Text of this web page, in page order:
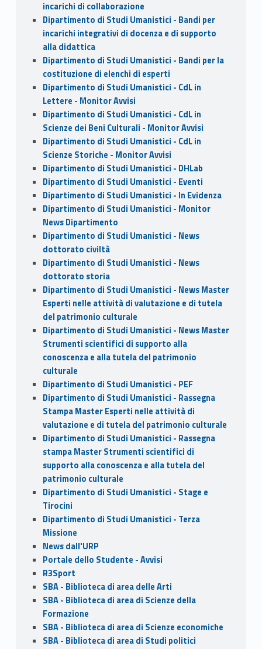
incarichi di collaborazione
Dipartimento di Studi Umanistici - Bandi per
incarichi integrativi di docenza e di supporto
alla didattica
Dipartimento di Studi Umanistici - Bandi per la
costituzione di elenchi di esperti
Dipartimento di Studi Umanistici - CdL in
Lettere - Monitor Avvisi
Dipartimento di Studi Umanistici - CdL in
Scienze dei Beni Culturali - Monitor Avvisi
Dipartimento di Studi Umanistici - CdL in
Scienze Storiche - Monitor Avvisi
Dipartimento di Studi Umanistici - DHLab
Dipartimento di Studi Umanistici - Eventi
Dipartimento di Studi Umanistici - In Evidenza
Dipartimento di Studi Umanistici - Monitor
News Dipartimento
Dipartimento di Studi Umanistici - News
dottorato civiltà
Dipartimento di Studi Umanistici - News
dottorato storia
Dipartimento di Studi Umanistici - News Master
Esperti nelle attività di valutazione e di tutela
del patrimonio culturale
Dipartimento di Studi Umanistici - News Master
Strumenti scientifici di supporto alla
conoscenza e alla tutela del patrimonio
culturale
Dipartimento di Studi Umanistici - PEF
Dipartimento di Studi Umanistici - Rassegna
Stampa Master Esperti nelle attività di
valutazione e di tutela del patrimonio culturale
Dipartimento di Studi Umanistici - Rassegna
stampa Master Strumenti scientifici di
supporto alla conoscenza e alla tutela del
patrimonio culturale
Dipartimento di Studi Umanistici - Stage e
Tirocini
Dipartimento di Studi Umanistici - Terza
Missione
News dall'URP
Portale dello Studente - Avvisi
R3Sport
SBA - Biblioteca di area delle Arti
SBA - Biblioteca di area di Scienze della
Formazione
SBA - Biblioteca di area di Scienze economiche
SBA - Biblioteca di area di Studi politici